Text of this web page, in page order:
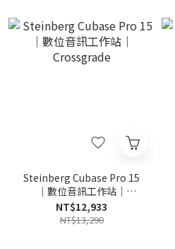
Steinberg Cubase Pro 15
｜數位音訊工作站｜
Crossgrade
NT$12,933
NT$13,290